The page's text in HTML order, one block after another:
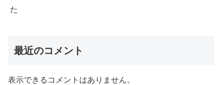
た
最近のコメント
表示できるコメントはありません。